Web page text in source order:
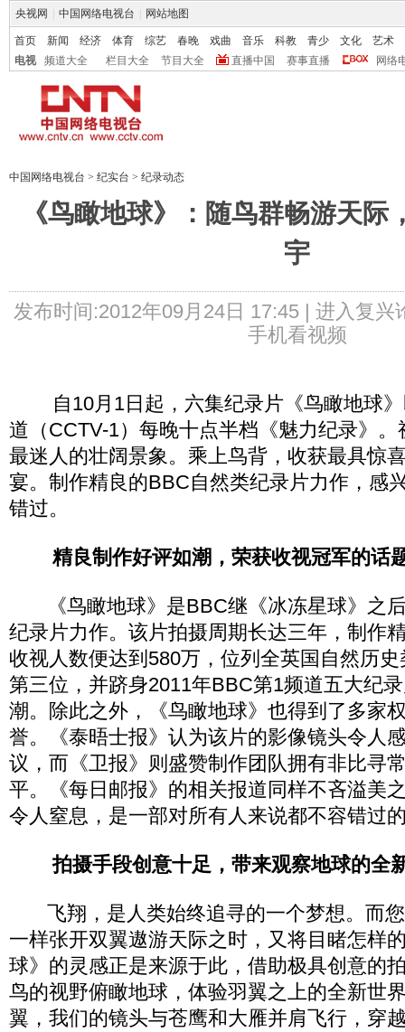
央视网 中国网络电视台 网站地图
首页 新闻 经济 体育 综艺 春晚 戏曲 音乐 科教 青少 文化
艺术
电视
频道大全 栏目大全 节目大全 直播中国 赛事直播 网络
中国网络电视台 > 纪实台 > 纪录动态
《鸟瞰地球》：随鸟群畅游天际
宇
发布时间:2012年09月24日 17:45 | 进入复兴
手机看视频
自10月1日起，六集纪录片《鸟瞰地球》
道（CCTV-1）每晚十点半档《魅力纪录》
最迷人的壮阔景象。乘上鸟背，收获最具惊
宴。制作精良的BBC自然类纪录片力作，感
错过。
精良制作好评如潮，荣获收视冠军的话
《鸟瞰地球》是BBC继《冰冻星球》之
纪录片力作。该片拍摄周期长达三年，制作
收视人数便达到580万，位列全英国自然历
第三位，并跻身2011年BBC第1频道五大纪
潮。除此之外，《鸟瞰地球》也得到了多家
誉。《泰晤士报》认为该片的影像镜头令人
议，而《卫报》则盛赞制作团队拥有非比寻
平。《每日邮报》的相关报道同样不吝溢美
令人窒息，是一部对所有人来说都不容错过
拍摄手段创意十足，带来观察地球的全
飞翔，是人类始终追寻的一个梦想。而您
一样张开双翼遨游天际之时，又将目睹怎样
球》的灵感正是来源于此，借助极具创意的
鸟的视野俯瞰地球，体验羽翼之上的全新世
翼，我们的镜头与苍鹰和大雁并肩飞行，穿